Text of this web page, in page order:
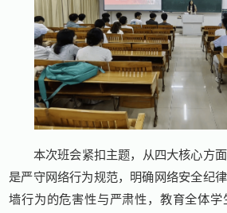
本次班会紧扣主题，从四大核心方
是严守网络行为规范，明确网络安全纪
墙行为的危害性与严肃性，教育全体